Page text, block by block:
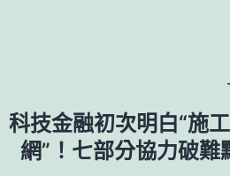
科技金融初次明白“施
網”！七部分協力破難